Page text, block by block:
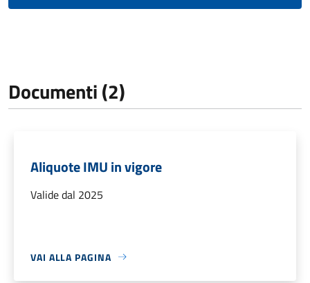
Documenti (2)
Aliquote IMU in vigore
Valide dal 2025
VAI ALLA PAGINA